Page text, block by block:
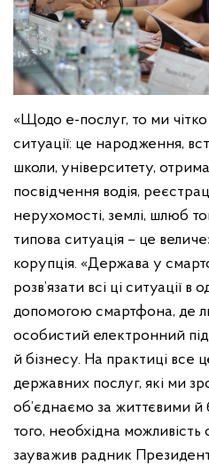
«Щодо е-послуг, то ми чітко
ситуації: це народження,
школи, університету,
посвідчення водія,
нерухомості, землі, шлюб
типова ситуація – це
корупція. «Держава у
розв’язати всі ці ситуації в
допомогою смартфона, де
особистий електронний
й бізнесу. На практиці все
державних послуг, які ми
об’єднаємо за життєвими й
того, необхідна
зауважив радник